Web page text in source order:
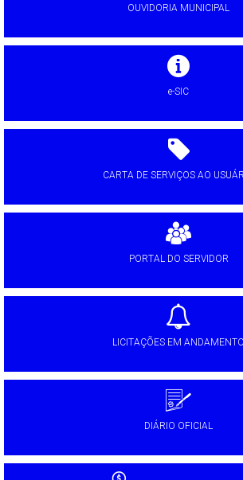
OUVIDORIA MUNICIPAL
e-SIC
CARTA DE SERVIÇOS AO
PORTAL DO SERVIDOR
LICITAÇÕES EM ANDAMENTO
DIÁRIO OFICIAL